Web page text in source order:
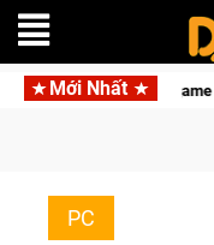
Mới Nhất
game thủ Crossfire sẽ
PC